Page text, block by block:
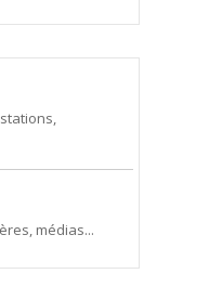
médias...